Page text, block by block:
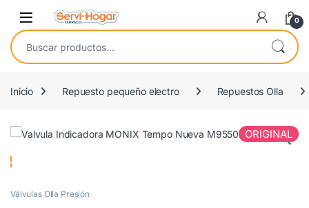
Saltar a navegación
saltar al contenido
Open 0
Buscar por:
Inicio Repuesto pequeño electro Repuestos Olla
ORIGINAL
Válvulas Olla Presión